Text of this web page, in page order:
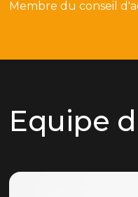
Membre du conseil
Equipe